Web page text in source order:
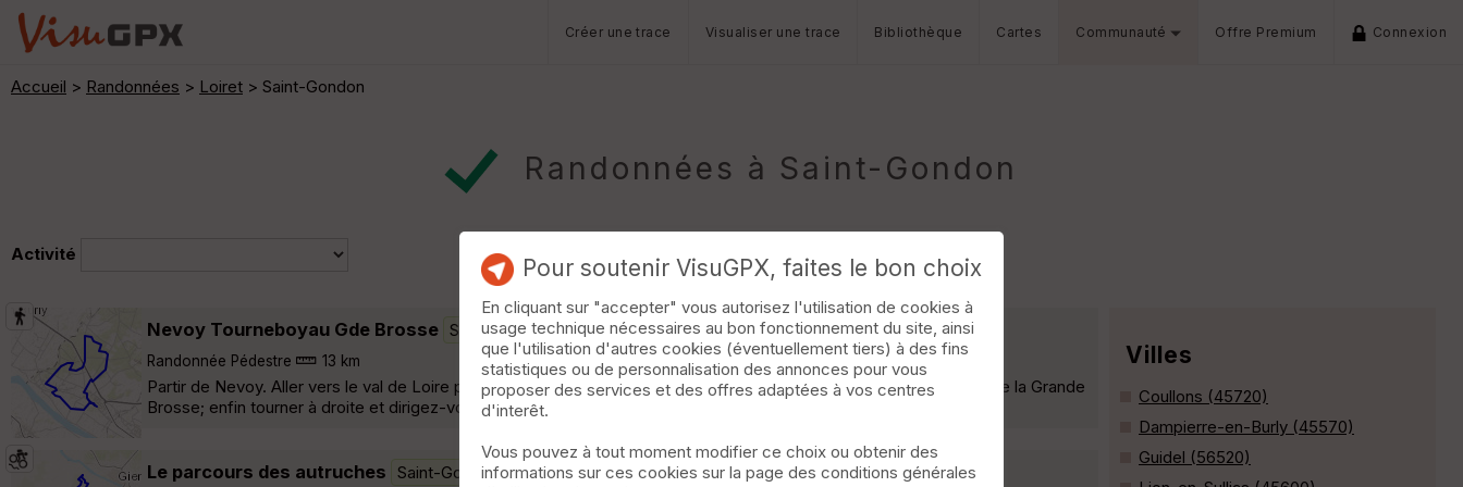
Créer une trace Visualiser une trace Bibliothèque Cartes Communauté Offre Premium Connexion
Accueil > Randonnées > Loiret > Saint-Gondon
Randonnées à Saint-Gondon
Activité
Nevoy Tourneboyau Gde Brosse Saint-Gondon
Randonnée Pédestre 13 km
Partir de Nevoy. Aller vers le val de Loire puis suivre le GR jusqu'à Tourneboyau, emprunter le Pr jusqu'à la ferme de la Grande
Brosse; enfin tourner à droite et dirigez-vous vers Nevoy. Longueur de la randonnée : 13 km »
Le parcours des autruches Saint-Gondon
Villes
Coullons (45720)
Dampierre-en-Burly (45570)
Guidel (56520)
Pour soutenir VisuGPX, faites le bon choix
En cliquant sur "accepter" vous autorisez l'utilisation de cookies à
usage technique nécessaires au bon fonctionnement du site, ainsi
que l'utilisation d'autres cookies (éventuellement tiers) à des fins
statistiques ou de personnalisation des annonces pour vous
proposer des services et des offres adaptées à vos centres
d'interêt.
Vous pouvez à tout moment modifier ce choix ou obtenir des
informations sur ces cookies sur la page des conditions générales